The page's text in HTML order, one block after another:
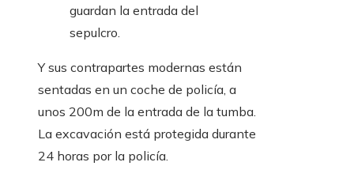
guardan la entrada del
sepulcro.
Y sus contrapartes modernas están
sentadas en un coche de policía, a
unos 200m de la entrada de la tumba.
La excavación está protegida durante
24 horas por la policía.